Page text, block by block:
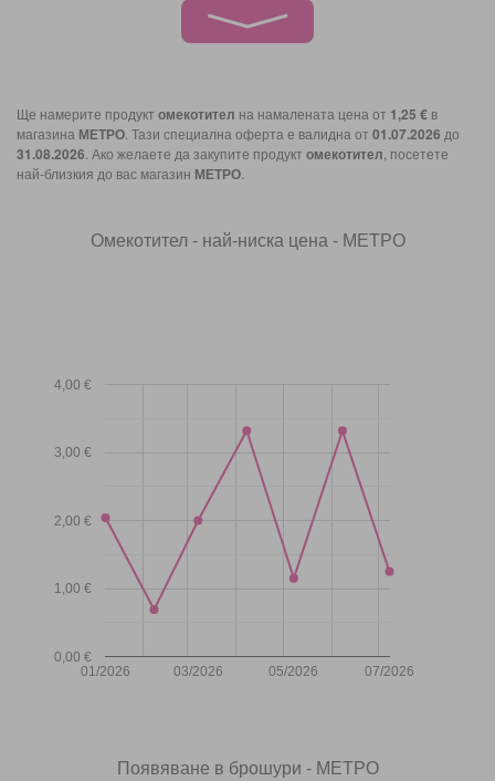
Ще намерите продукт омекотител на намалената цена от 1,25 € в
магазина МЕТРО . Тази специална оферта е валидна от 01.07.2026 до
31.08.2026 . Ако желаете да закупите продукт омекотител , посетете
най-близкия до вас магазин МЕТРО
Омекотител - най-ниска цена - МЕТРО
01/2026 03/2026 05/2026 07/2026
0,00 €
1,00 €
2,00 €
3,00 €
4,00 €
Появяване в брошури - МЕТРО